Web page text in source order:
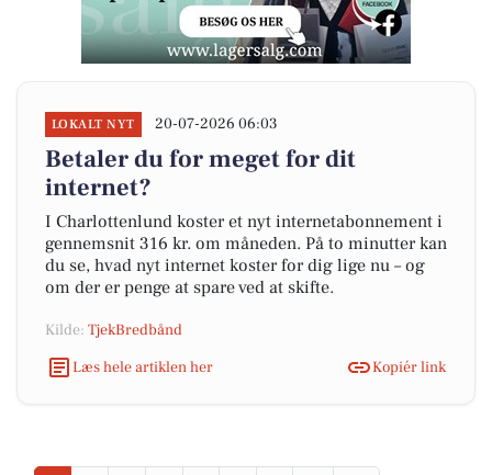
LOKALT NYT 20-07-2026 06:03
Betaler du for meget for dit
internet?
I Charlottenlund koster et nyt internetabonnement i
gennemsnit 316 kr. om måneden. På to minutter kan
du se, hvad nyt internet koster for dig lige nu – og
om der er penge at spare ved at skifte.
Kilde: TjekBredbånd
Læs hele artiklen her
Kopiér link